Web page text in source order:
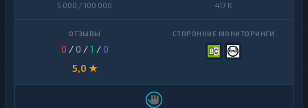
5 000 / 100 000 417 K
0 / 0 /1 /0
5,0 ★